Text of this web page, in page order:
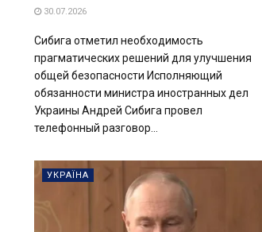
30.07.2026
Сибига отметил необходимость
прагматических решений для улучшения
общей безопасности Исполняющий
обязанности министра иностранных дел
Украины Андрей Сибига провел
телефонный разговор...
УКРАЇНА